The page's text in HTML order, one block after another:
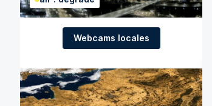
Webcams locales